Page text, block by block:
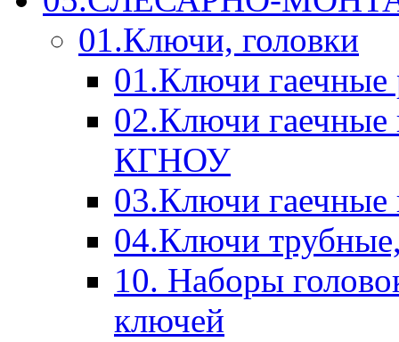
01.Ключи, головки
01.Ключи
02.Ключи
КГНОУ
03.Ключи
04.Ключи
10. Наборы
ключей